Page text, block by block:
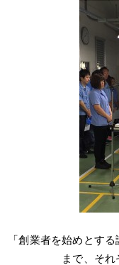
「創業者を始めとす
まで、そ